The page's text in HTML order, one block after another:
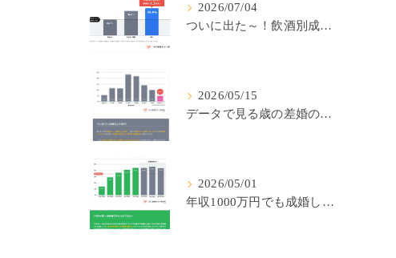
2026/07/04
ついに出た～！飲酒別成婚率(IBJ)！
2026/05/15
データで見る歳の差婚の確率の低さ。
2026/05/01
年収1000万円でも成婚しやすいとは限らない? 「年収帯別の成婚率」のリアル